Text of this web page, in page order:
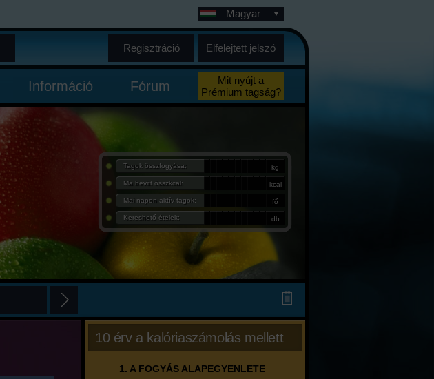
Magyar
Regisztráció Elfelejtett jelszó
Információ Fórum
Mit nyújt a
Prémium tagság?
Tagok összfogyása: kg
Ma bevitt összkcal: kcal
Mai napon aktív tagok: fő
Kereshető ételek: db
10 érv a kalóriaszámolás mellett
1. A FOGYÁS ALAPEGYENLETE